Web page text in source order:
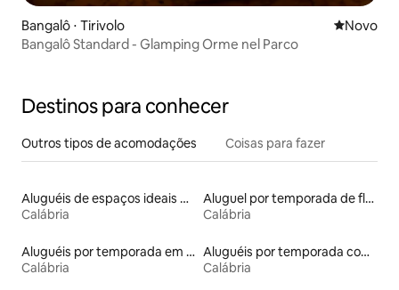
Bangalô ⋅ Tirivolo Novo
Novo
Bangalô Standard - Glamping Orme nel Parco
Destinos para conhecer
Outros tipos de acomodações Coisas para fazer
Aluguéis de espaços ideais para famílias
Calábria
Aluguel por temporada de flats
Calábria
Aluguéis por temporada em hotéis-fazenda
Calábria
Aluguéis por temporada com café da manhã
Calábria